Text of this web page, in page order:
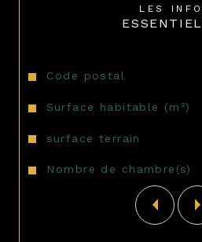
LES
Caractéristiques Valeurs
Code postal
Surface habitable (m²)
surface terrain
Nombre de chambre(s)